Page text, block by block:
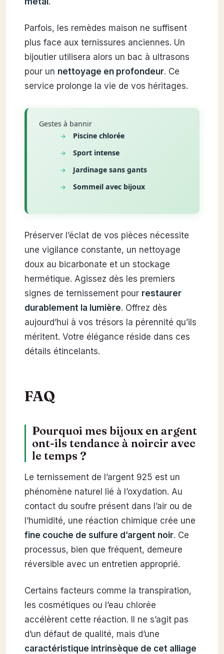
Parfois, les remèdes maison ne suffisent
plus face aux ternissures anciennes. Un
bijoutier utilisera alors un bac à ultrasons
pour un nettoyage en profondeur. Ce
service prolonge la vie de vos héritages.
Gestes à bannir
Piscine chlorée
Sport intense
Jardinage sans gants
Sommeil avec bijoux
Préserver l’éclat de vos pièces nécessite
une vigilance constante, un nettoyage
doux au bicarbonate et un stockage
hermétique. Agissez dès les premiers
signes de ternissement pour restaurer
durablement la lumière. Offrez dès
aujourd’hui à vos trésors la pérennité qu’ils
méritent. Votre élégance réside dans ces
détails étincelants.
FAQ
Pourquoi mes bijoux en argent
ont-ils tendance à noircir avec
le temps ?
Le ternissement de l’argent 925 est un
phénomène naturel lié à l’oxydation. Au
contact du soufre présent dans l’air ou de
l’humidité, une réaction chimique crée une
fine couche de sulfure d’argent noir. Ce
processus, bien que fréquent, demeure
réversible avec un entretien approprié.
Certains facteurs comme la transpiration,
les cosmétiques ou l’eau chlorée
accélèrent cette réaction. Il ne s’agit pas
d’un défaut de qualité, mais d’une
caractéristique intrinsèque de cet alliage